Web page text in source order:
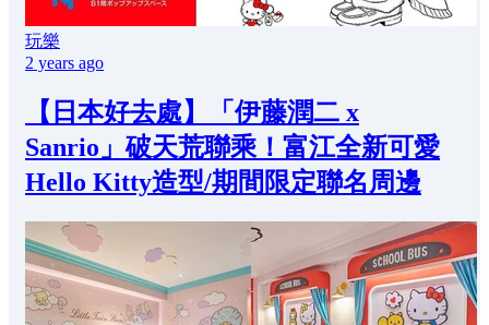
玩樂
2 years ago
【日本好去處】「伊藤潤二 x
Sanrio」破天荒聯乘！富江全新可愛
Hello Kitty造型/期間限定聯名周邊